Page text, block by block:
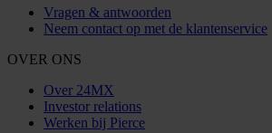
Vragen & antwoorden
Neem contact op met de klantenservice
OVER ONS
Over 24MX
Investor relations
Werken bij Pierce